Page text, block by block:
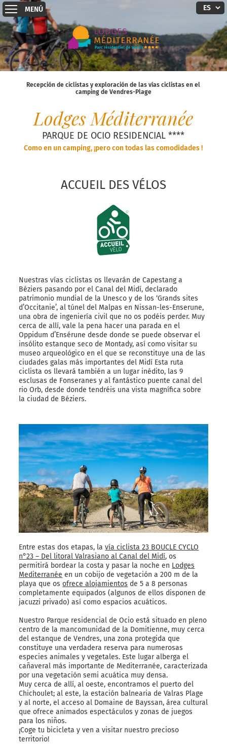
MENÚ
Recepción de ciclistas y exploración de las vías ciclistas en el
camping de Vendres-Plage
Lodges Méditerranée
PARQUE DE OCIO RESIDENCIAL ****
Como en un camping, ¡pero con todas las comodidades !
ACCUEIL DES VÉLOS
Nuestras vías ciclistas os llevarán de Capestang a
Béziers pasando por el Canal del Midí, declarado
patrimonio mundial de la Unesco y de los ‘Grands sites
d’Occitanie’, al túnel del Malpas en Nissan-les-Enserune,
una obra de ingeniería civil que no os podéis perder. Muy
cerca de allí, vale la pena hacer una parada en el
Oppidum d’Ensérune desde donde se puede observar el
insólito estanque seco de Montady, así como visitar su
museo arqueológico en el que se reconstituye una de las
ciudades galas más importantes del Midí Esta ruta
ciclista os llevará también a un lugar inédito, las 9
esclusas de Fonseranes y al fantástico puente canal del
rio Orb, desde donde tendréis una vista magnífica sobre
la ciudad de Béziers.
Entre estas dos etapas, lavía ciclista 23 BOUCLE CYCLO
n°23 – Del litoral Valrasiano al Canal del Midí, os
permitirá bordear la costa y pasar la noche en Lodges
Mediterranée en un cobijo de vegetación a 200 m de la
playa que osofrece alojamientos de 5 a 8 personas
completamente equipados (algunos de ellos disponen de
jacuzzi privado) así como espacios acuáticos.
Nuestro Parque residencial de Ocio está situado en pleno
centro de la mancomunidad de la Domitienne, muy cerca
del estanque de Vendres, una zona protegida que
constituye una verdadera reserva para numerosas
especies animales y vegetales. Este lugar alberga el
cañaveral más importante de Mediterranée, caracterizada
por una vegetación semi acuática muy densa.
Muy cerca de allí, al oeste, encontramos el puerto del
Chichoulet; al este, la estación balnearia de Valras Plage
y al norte, el acceso al Domaine de Bayssan, área cultural
que ofrece animados espectáculos y zonas de juegos
para los niños.
¡Coge tu bicicleta y ven a visitar nuestro precioso
territorio!